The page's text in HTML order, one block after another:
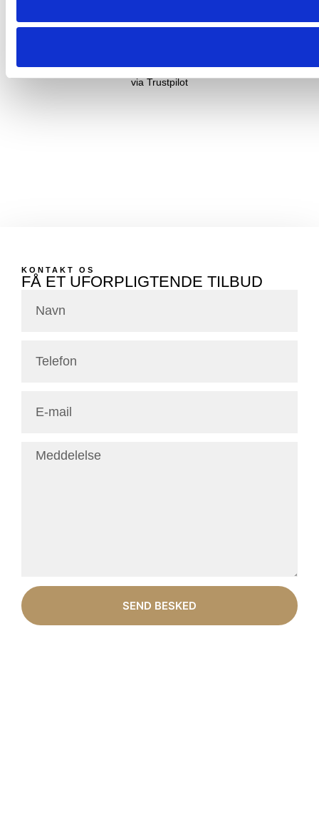
Dan
via Trustpilot
KONTAKT OS
FÅ ET UFORPLIGTENDE TILBUD
SEND BESKED